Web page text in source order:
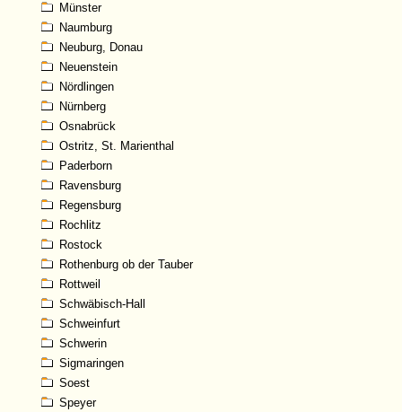
Münster
Naumburg
Neuburg, Donau
Neuenstein
Nördlingen
Nürnberg
Osnabrück
Ostritz, St. Marienthal
Paderborn
Ravensburg
Regensburg
Rochlitz
Rostock
Rothenburg ob der Tauber
Rottweil
Schwäbisch-Hall
Schweinfurt
Schwerin
Sigmaringen
Soest
Speyer